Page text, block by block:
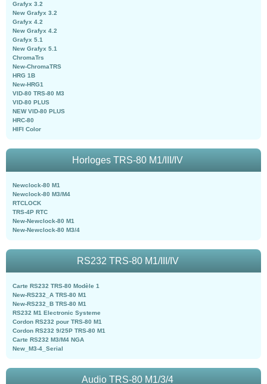
Grafyx 3.2
New Grafyx 3.2
Grafyx 4.2
New Grafyx 4.2
Grafyx 5.1
New Grafyx 5.1
ChromaTrs
New-ChromaTRS
HRG 1B
New-HRG1
VID-80 TRS-80 M3
VID-80 PLUS
NEW VID-80 PLUS
HRC-80
HIFI Color
Horloges TRS-80 M1/III/IV
Newclock-80 M1
Newclock-80 M3/M4
RTCLOCK
TRS-4P RTC
New-Newclock-80 M1
New-Newclock-80 M3/4
RS232 TRS-80 M1/III/IV
Carte RS232 TRS-80 Modèle 1
New-RS232_A TRS-80 M1
New-RS232_B TRS-80 M1
RS232 M1 Electronic Systeme
Cordon RS232 pour TRS-80 M1
Cordon RS232 9/25P TRS-80 M1
Carte RS232 M3/M4 NGA
New_M3-4_Serial
Audio TRS-80 M1/3/4